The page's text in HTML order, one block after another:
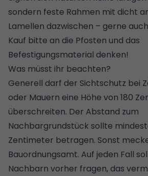
sondern feste Rahmen mit dicht
Lamellen dazwischen – gerne
Kauf bitte an die Pfosten und das
Befestigungsmaterial denken!
Was müsst ihr beachten?
Generell darf der Sichtschutz bei
oder Mauern eine Höhe von 180
überschreiten. Der Abstand zum
Nachbargrundstück sollte
Zentimeter betragen. Sonst
Bauordnungsamt. Auf jeden Fall
Nachbarn vorher fragen, das